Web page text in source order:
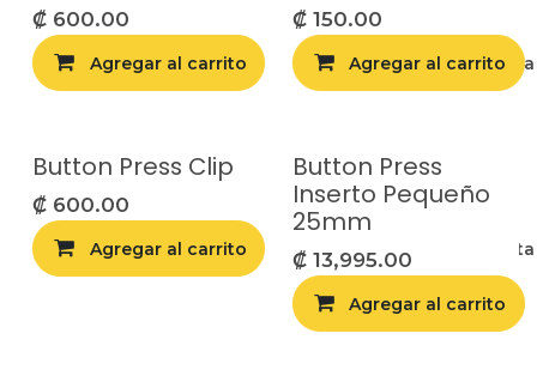
₡ 600.00
Agregar al carrito Agregar a la
₡ 150.00
Agregar al carrito
Button Press Clip
₡ 600.00
Agregar al carrito Agregar a la
Button Press
Inserto Pequeño
25mm
₡ 13,995.00
Agregar al carrito